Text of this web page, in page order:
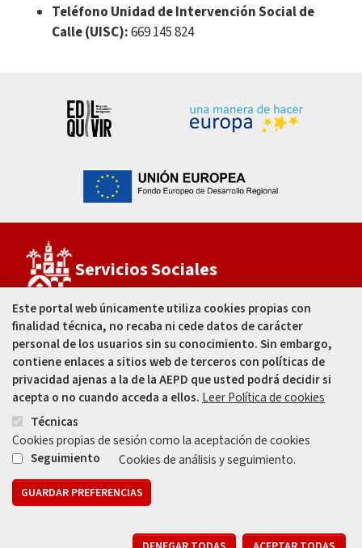
Teléfono Unidad de Intervención Social de
Calle (UISC):669 145 824
Servicios Sociales
Estadio MunicipalEl Arcángel
C/ José Ramón García Fernández, s/n
Córdoba - España
957 499 995
Mapa web Aviso legal
Registros de Actividades de Tratamiento
Este portal web únicamente utiliza cookies propias con
finalidad técnica, no recaba ni cede datos de carácter
personal de los usuarios sin su conocimiento. Sin embargo,
contiene enlaces a sitios web de terceros con políticas de
privacidad ajenas a la de la AEPD que usted podrá decidir si
acepta o no cuando acceda a ellos. Leer Política de cookies
Técnicas
Cookies propias de sesión como la aceptación de cookies
Seguimiento
Cookies de análisis y seguimiento.
GUARDAR PREFERENCIAS